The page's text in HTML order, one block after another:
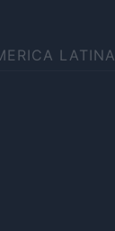
LATINA